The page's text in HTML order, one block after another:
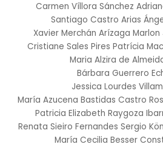
Carmen Víllora Sánchez
Santiago Castro Arias
Xavier Merchán Arízaga Marlon
Cristiane Sales Pires Patrícia
Maria Alzira de
Bárbara Guerrero
Jessica Lourdes
María Azucena Bastidas Castro
Patricia Elizabeth Raygoza
Renata Sieiro Fernandes Sergio
María Cecilia Besser